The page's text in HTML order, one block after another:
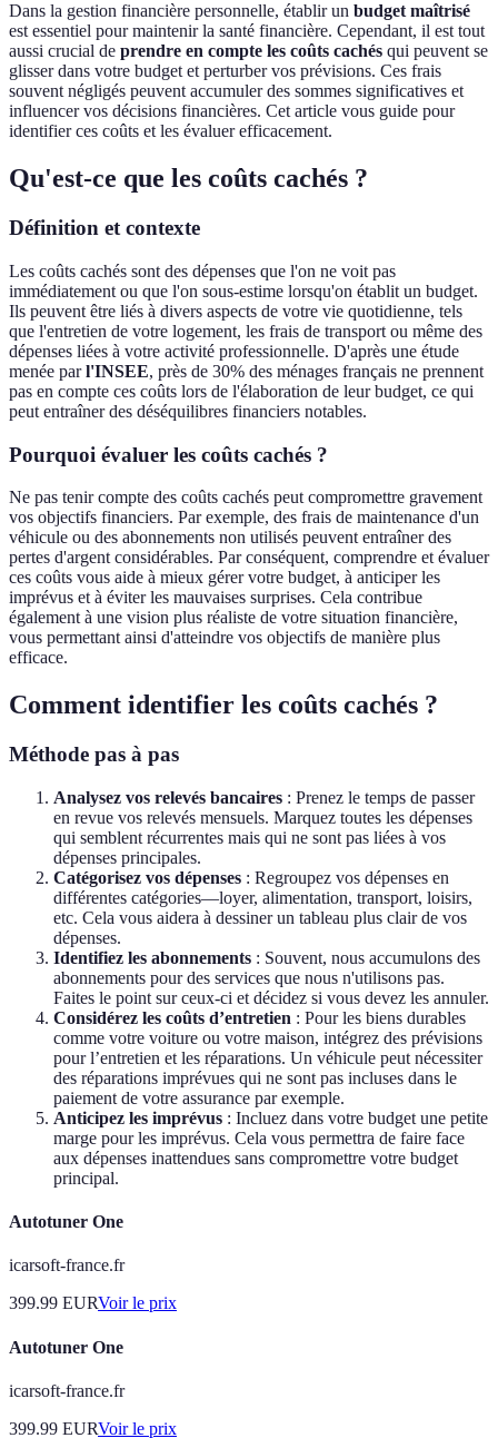
Dans la gestion financière personnelle, établir un budget maîtrisé
est essentiel pour maintenir la santé financière. Cependant, il est tout
aussi crucial de prendre en compte les coûts cachés qui peuvent se
glisser dans votre budget et perturber vos prévisions. Ces frais
souvent négligés peuvent accumuler des sommes significatives et
influencer vos décisions financières. Cet article vous guide pour
identifier ces coûts et les évaluer efficacement.
Qu'est-ce que les coûts cachés ?
Définition et contexte
Les coûts cachés sont des dépenses que l'on ne voit pas
immédiatement ou que l'on sous-estime lorsqu'on établit un budget.
Ils peuvent être liés à divers aspects de votre vie quotidienne, tels
que l'entretien de votre logement, les frais de transport ou même des
dépenses liées à votre activité professionnelle. D'après une étude
menée parl'INSEE, près de 30% des ménages français ne prennent
pas en compte ces coûts lors de l'élaboration de leur budget, ce qui
peut entraîner des déséquilibres financiers notables.
Pourquoi évaluer les coûts cachés ?
Ne pas tenir compte des coûts cachés peut compromettre gravement
vos objectifs financiers. Par exemple, des frais de maintenance d'un
véhicule ou des abonnements non utilisés peuvent entraîner des
pertes d'argent considérables. Par conséquent, comprendre et évaluer
ces coûts vous aide à mieux gérer votre budget, à anticiper les
imprévus et à éviter les mauvaises surprises. Cela contribue
également à une vision plus réaliste de votre situation financière,
vous permettant ainsi d'atteindre vos objectifs de manière plus
efficace.
Comment identifier les coûts cachés ?
Méthode pas à pas
Analysez vos relevés bancaires : Prenez le temps de passer
en revue vos relevés mensuels. Marquez toutes les dépenses
qui semblent récurrentes mais qui ne sont pas liées à vos
dépenses principales.
Catégorisez vos dépenses : Regroupez vos dépenses en
différentes catégories—loyer, alimentation, transport, loisirs,
etc. Cela vous aidera à dessiner un tableau plus clair de vos
dépenses.
Identifiez les abonnements : Souvent, nous accumulons des
abonnements pour des services que nous n'utilisons pas.
Faites le point sur ceux-ci et décidez si vous devez les annuler.
Considérez les coûts d’entretien : Pour les biens durables
comme votre voiture ou votre maison, intégrez des prévisions
pour l’entretien et les réparations. Un véhicule peut nécessiter
des réparations imprévues qui ne sont pas incluses dans le
paiement de votre assurance par exemple.
Anticipez les imprévus : Incluez dans votre budget une petite
marge pour les imprévus. Cela vous permettra de faire face
aux dépenses inattendues sans compromettre votre budget
principal.
Autotuner One
icarsoft-france.fr
399.99 EURVoir le prix
Autotuner One
icarsoft-france.fr
399.99 EURVoir le prix